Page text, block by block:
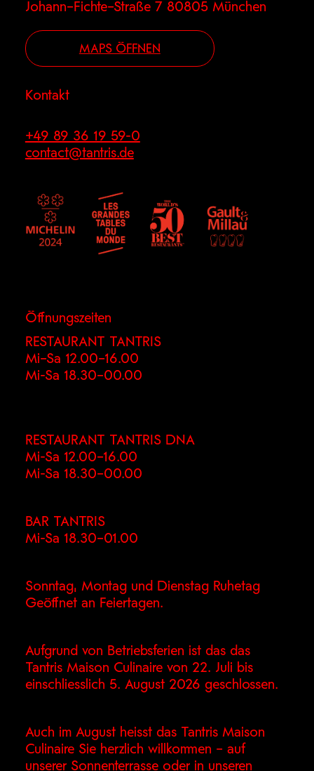
Johann–Fichte–Straße 7 80805 München
MAPS ÖFFNEN
Kontakt
+49 89 36 19 59-0
contact@tantris.de
Öffnungszeiten
RESTAURANT TANTRIS
Mi–Sa 12.00–16.00
Mi-Sa 18.30–00.00
RESTAURANT TANTRIS DNA
Mi-Sa 12.00–16.00
Mi-Sa 18.30–00.00
BAR TANTRIS
Mi-Sa 18.30–01.00
Sonntag, Montag und Dienstag Ruhetag
Geöffnet an Feiertagen.
Aufgrund von Betriebsferien ist das das
Tantris Maison Culinaire von 22. Juli bis
einschliesslich 5. August 2026 geschlossen.
Auch im August heisst das Tantris Maison
Culinaire Sie herzlich willkommen – auf
unserer Sonnenterrasse oder in unseren